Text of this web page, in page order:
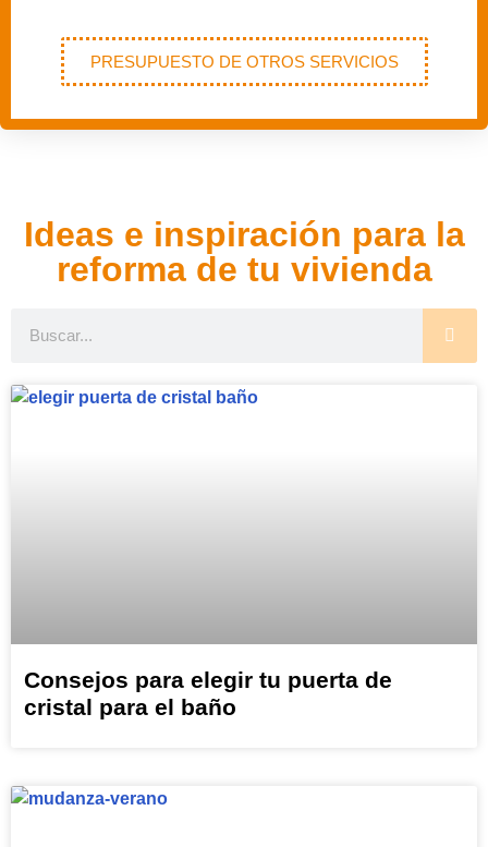
PRESUPUESTO DE OTROS SERVICIOS
Ideas e inspiración para la
reforma de tu vivienda
Consejos para elegir tu puerta de
cristal para el baño